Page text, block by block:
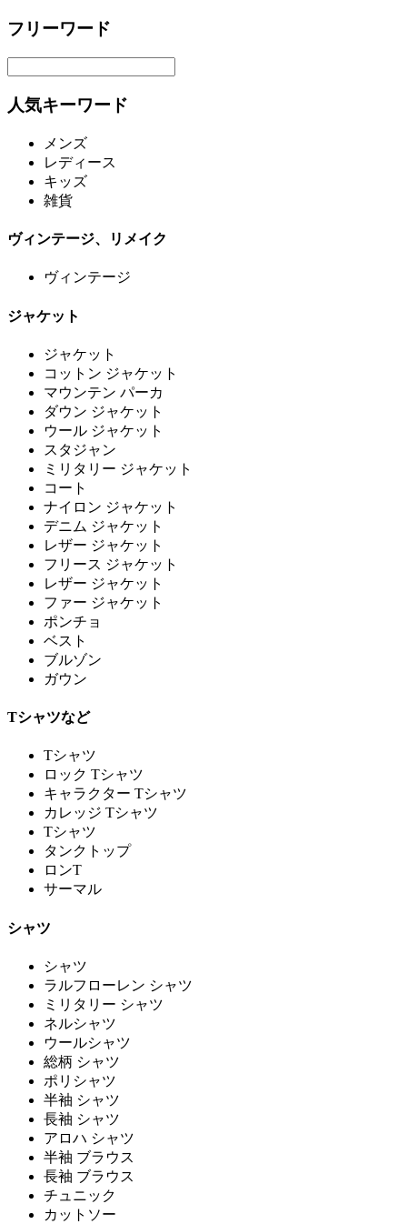
フリーワード
人気キーワード
メンズ
レディース
キッズ
雑貨
ヴィンテージ、リメイク
ヴィンテージ
ジャケット
ジャケット
コットン ジャケット
マウンテン パーカ
ダウン ジャケット
ウール ジャケット
スタジャン
ミリタリー ジャケット
コート
ナイロン ジャケット
デニム ジャケット
レザー ジャケット
フリース ジャケット
レザー ジャケット
ファー ジャケット
ポンチョ
ベスト
ブルゾン
ガウン
Tシャツなど
Tシャツ
ロック Tシャツ
キャラクター Tシャツ
カレッジ Tシャツ
Tシャツ
タンクトップ
ロンT
サーマル
シャツ
シャツ
ラルフローレン シャツ
ミリタリー シャツ
ネルシャツ
ウールシャツ
総柄 シャツ
ポリシャツ
半袖 シャツ
長袖 シャツ
アロハ シャツ
半袖 ブラウス
長袖 ブラウス
チュニック
カットソー